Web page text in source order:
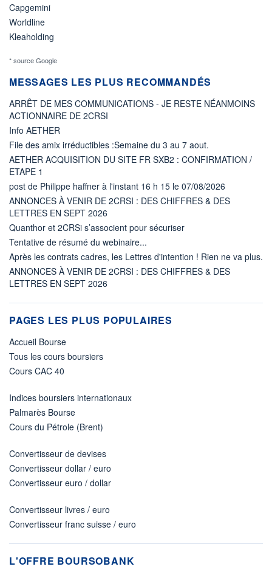
Capgemini
Worldline
Kleaholding
* source Google
MESSAGES LES PLUS RECOMMANDÉS
ARRÊT DE MES COMMUNICATIONS - JE RESTE NÉANMOINS
ACTIONNAIRE DE 2CRSI
Info AETHER
File des amix irréductibles :Semaine du 3 au 7 aout.
AETHER ACQUISITION DU SITE FR SXB2 : CONFIRMATION /
ETAPE 1
post de Philippe haffner à l'instant 16 h 15 le 07/08/2026
ANNONCES À VENIR DE 2CRSI : DES CHIFFRES & DES
LETTRES EN SEPT 2026
Quanthor et 2CRSi s’associent pour sécuriser
Tentative de résumé du webinaire...
Après les contrats cadres, les Lettres d'intention ! Rien ne va plus.
ANNONCES À VENIR DE 2CRSI : DES CHIFFRES & DES
LETTRES EN SEPT 2026
PAGES LES PLUS POPULAIRES
Accueil Bourse
Tous les cours boursiers
Cours CAC 40
Indices boursiers internationaux
Palmarès Bourse
Cours du Pétrole (Brent)
Convertisseur de devises
Convertisseur dollar / euro
Convertisseur euro / dollar
Convertisseur livres / euro
Convertisseur franc suisse / euro
L'OFFRE BOURSOBANK